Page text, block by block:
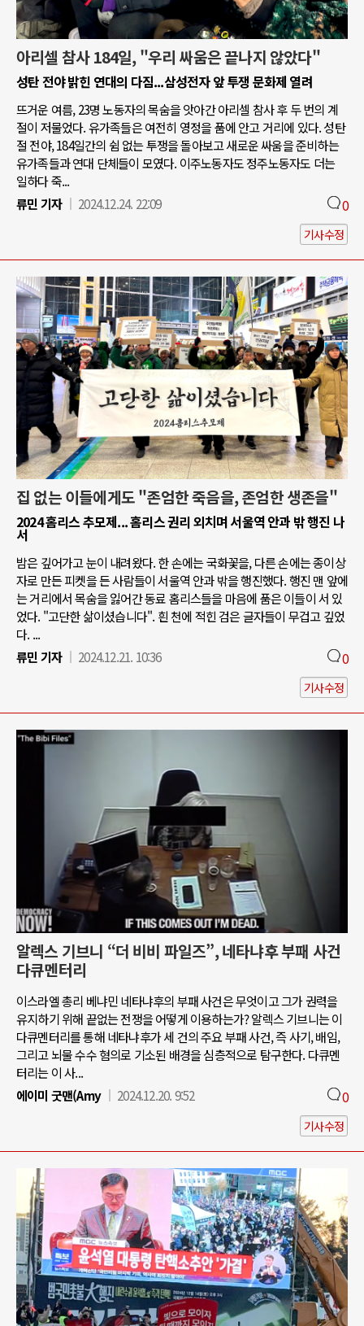
아리셀 참사 184일, "우리 싸움은 끝나지 않았다"
성탄 전야 밝힌 연대의 다짐...삼성전자 앞 투쟁 문화제 열려
뜨거운 여름, 23명 노동자의 목숨을 앗아간 아리셀 참사 후 두 번의 계
절이 저물었다. 유가족들은 여전히 영정을 품에 안고 거리에 있다. 성탄
절 전야, 184일간의 쉼 없는 투쟁을 돌아보고 새로운 싸움을 준비하는
유가족들과 연대 단체들이 모였다. 이주노동자도 정주노동자도 더는
일하다 죽...
류민 기자
2024.12.24. 22:09 0
기사수정
집 없는 이들에게도 "존엄한 죽음을, 존엄한 생존을"
2024 홈리스 추모제... 홈리스 권리 외치며 서울역 안과 밖 행진 나
서
밤은 깊어가고 눈이 내려왔다. 한 손에는 국화꽃을, 다른 손에는 종이상
자로 만든 피켓을 든 사람들이 서울역 안과 밖을 행진했다. 행진 맨 앞에
는 거리에서 목숨을 잃어간 동료 홈리스들을 마음에 품은 이들이 서 있
었다. "고단한 삶이셨습니다". 흰 천에 적힌 검은 글자들이 무겁고 깊었
다. ...
류민 기자
2024.12.21. 10:36 0
기사수정
알렉스 기브니 “더 비비 파일즈”, 네타냐후 부패 사건
다큐멘터리
이스라엘 총리 베냐민 네타냐후의 부패 사건은 무엇이고 그가 권력을
유지하기 위해 끝없는 전쟁을 어떻게 이용하는가? 알렉스 기브니는 이
다큐멘터리를 통해 네타냐후가 세 건의 주요 부패 사건, 즉 사기, 배임,
그리고 뇌물 수수 혐의로 기소된 배경을 심층적으로 탐구한다. 다큐멘
터리는 이 사...
에이미 굿맨(Amy
2024.12.20. 9:52 0
기사수정